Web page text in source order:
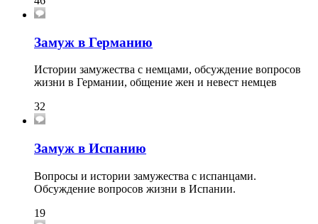
Замуж в Германию
Истории замужества с немцами, обсуждение вопросов
жизни в Германии, общение жен и невест немцев
32
Замуж в Испанию
Вопросы и истории замужества с испанцами.
Обсуждение вопросов жизни в Испании.
19